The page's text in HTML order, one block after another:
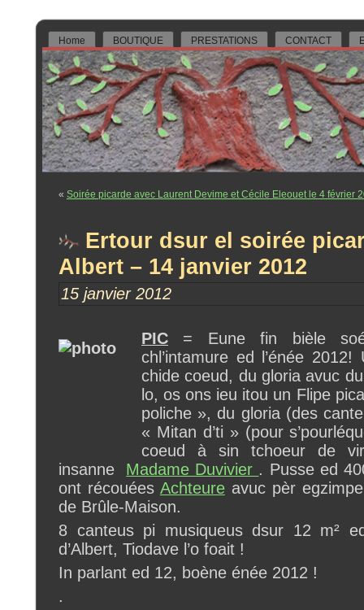
Home BOUTIQUE PRESTATIONS CONTACT
« Soirée picarde avec Laurent Devime et Cécile Eleouet le 4 février
Ertour dsur el soirée
Albert – 14 janvier 2012
15 janvier 2012
PIC = Eune fin bièle
chl’intamure ed l’énée
chide coeud, du gloria avuc
lo, os ons ieu itou un Flipe
poliche », du gloria (des
« Mitan d’ti » (pour
coeud à sin tchoeur de vir
insanne Madame Duvivier . Pusse ed
ont récouées Achteureavuc pèr
de Brûle-Maison.
8 canteus pi musiqueus dsur 12 m²
d’Albert, Tiodave l’o foait !
In parlant ed 12, boène énée 2012 !
.